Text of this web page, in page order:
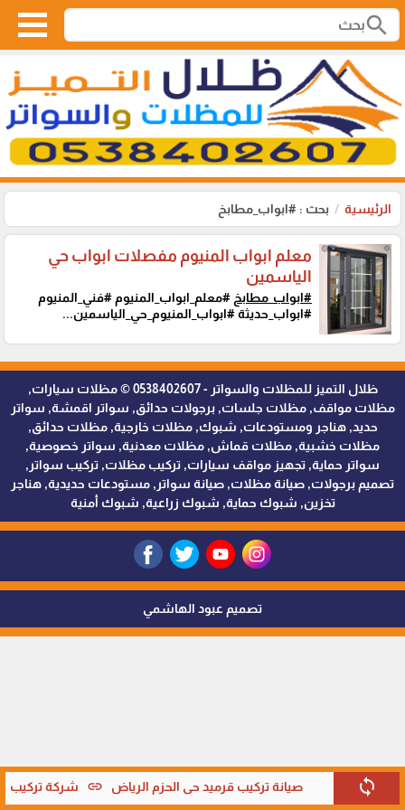
search
الرئيسية بحث : #ابواب_مطابخ
sync صيانة تركيب قرميد حي الحزم الرياض link شركة تركيب
معلم ابواب المنيوم مفصلات ابواب حي
الياسمين
#ابواب_مطابخ #معلم_ابواب_المنيوم #فني_المنيوم
#ابواب_حديثة #ابواب_المنيوم_حي_الياسمين...
ظلال التميز للمظلات والسواتر - 0538402607 © مظلات سيارات,
مظلات مواقف, مظلات جلسات, برجولات حدائق, سواتر اقمشة, سواتر
حديد, هناجر ومستودعات, شبوك, مظلات خارجية, مظلات حدائق,
مظلات خشبية, مظلات قماش, مظلات معدنية, سواتر خصوصية,
سواتر حماية, تجهيز مواقف سيارات, تركيب مظلات, تركيب سواتر,
تصميم برجولات, صيانة مظلات, صيانة سواتر, مستودعات حديدية, هناجر
تخزين, شبوك حماية, شبوك زراعية, شبوك أمنية
تصميم عبود الهاشمي